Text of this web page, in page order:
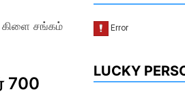
கிளை சங்கம்
700
LUCKY